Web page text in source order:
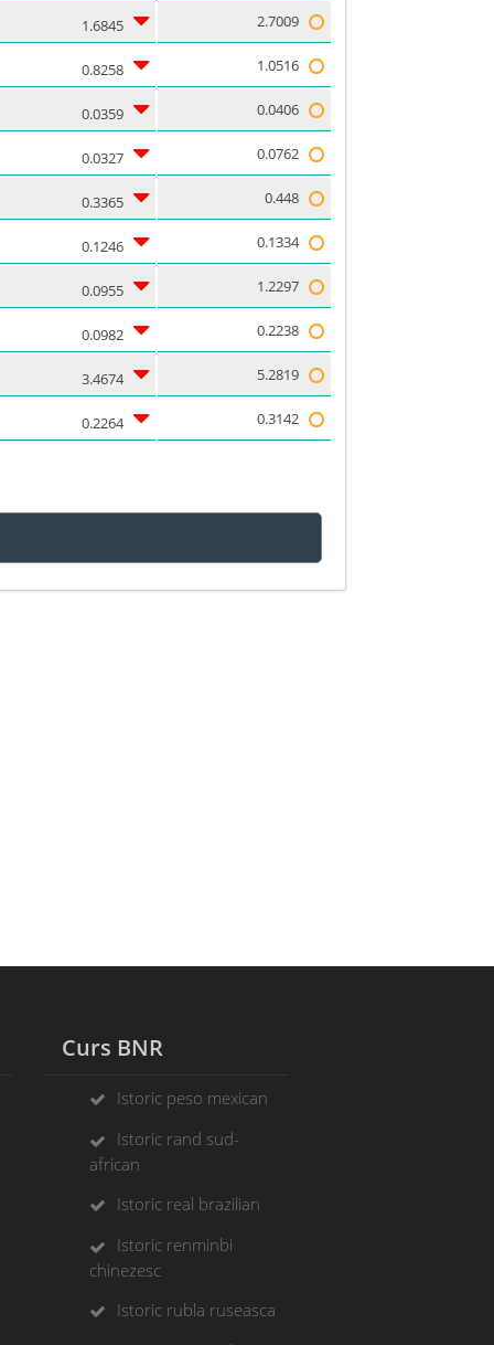
1.6845 2.7009
0.8258 1.0516
0.0359 0.0406
0.0327 0.0762
0.3365 0.448
0.1246 0.1334
0.0955 1.2297
0.0982 0.2238
3.4674 5.2819
0.2264 0.3142
Curs BNR
Istoric peso mexican
Istoric rand sud-
african
Istoric real brazilian
Istoric renminbi
chinezesc
Istoric rubla ruseasca